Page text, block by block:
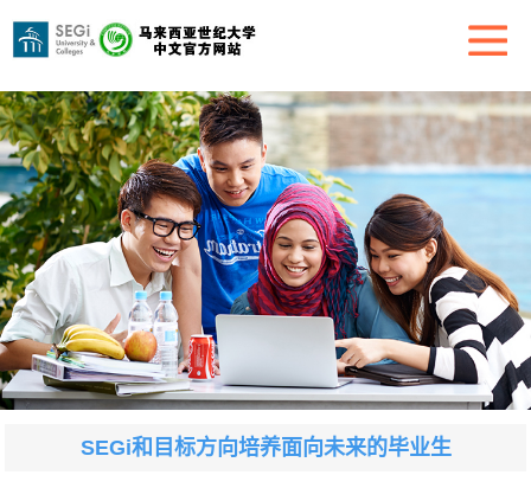
SEGi和目标方向培养面向未来的毕业生